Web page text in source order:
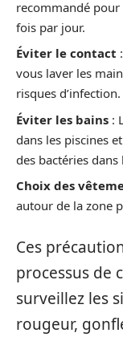
recommandé
fois par jour.
Éviter le contact
vous laver les
risques d’infection.
Éviter les bains :
dans les piscines
des bactéries dans
Choix des
autour de la zone
Ces
processus de
surveillez les
rougeur,